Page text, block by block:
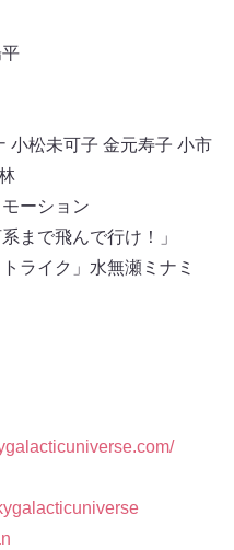
平
小松未可子 金元寿子 小市
ーション
まで飛んで行け！」
ライク」水無瀬ミナミ